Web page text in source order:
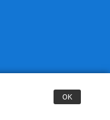
OK